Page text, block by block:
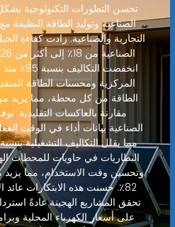
تحسن التطورات التكنولوجية بشكل
الصناعية وتوليد الطاقة النظيفة
التجارية والصناعية. زادت كفاءة
المركزية ومحسنات الطاقة
مقارنة بالعاكسات التقليدية.
الصناعية بيانات أداء في الوقت
البطاريات في حاويات للمحطات
82٪. حسنت هذه الابتكارات
على أسعار الكهرباء المحلية